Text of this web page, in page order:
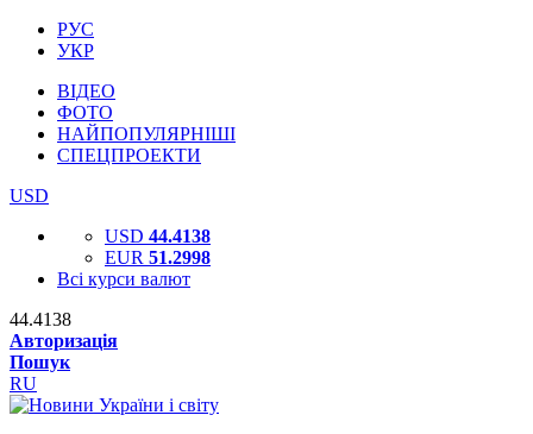
РУС
УКР
ВІДЕО
ФОТО
НАЙПОПУЛЯРНІШІ
СПЕЦПРОЕКТИ
USD
USD 44.4138
EUR 51.2998
Всі курси валют
44.4138
Авторизація
Пошук
RU